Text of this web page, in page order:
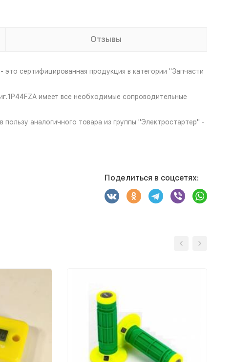
Отзывы
это сертифицированная продукция в категории "Запчасти
имеет все необходимые сопроводительные
аналогичного товара из группы "Электростартер" -
Поделиться в соцсетях: